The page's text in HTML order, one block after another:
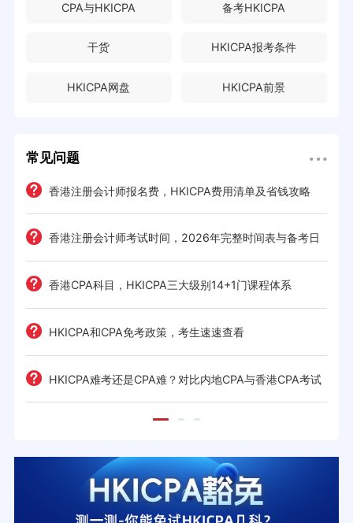
CPA与HKICPA 备考HKICPA
干货 HKICPA报考条件
HKICPA网盘 HKICPA前景
常见问题
香港注册会计师报名费，HKICPA费用清单及省钱攻略
香港注册会计师考试时间，2026年完整时间表与备考日
历 香港CPA科目，HKICPA三大级别14+1门课程体系
HKICPA和CPA免考政策，考生速速查看
HKICPA难考还是CPA难？对比内地CPA与香港CPA考试